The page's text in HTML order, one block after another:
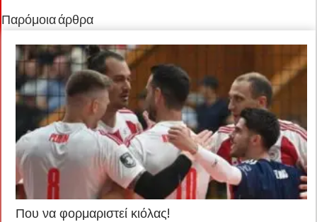
Παρόμοια άρθρα
Που να φορμαριστεί κιόλας!